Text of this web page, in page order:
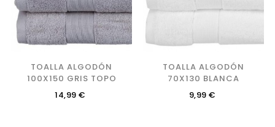
TOALLA ALGODÓN
100X150 GRIS TOPO
Precio
14,99 €
TOALLA ALGODÓN
70X130 BLANCA
Precio
9,99 €